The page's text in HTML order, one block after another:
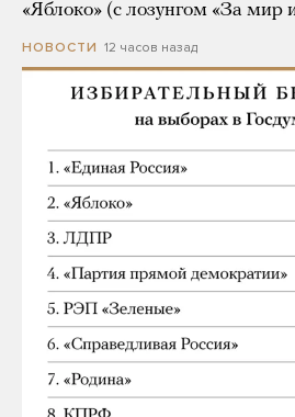
«Яблоко» (с лозунгом «За мир
НОВОСТИ 12 часов назад